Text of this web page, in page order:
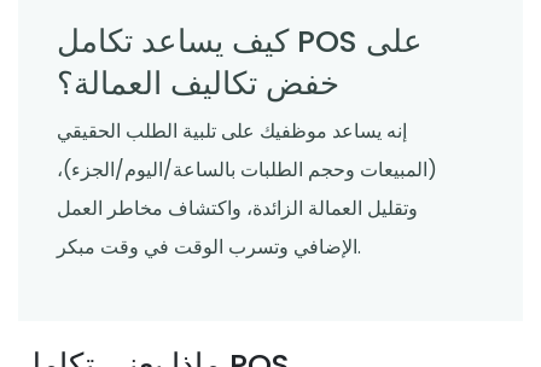
كيف يساعد تكامل POS على
خفض تكاليف العمالة؟
إنه يساعد موظفيك على تلبية الطلب الحقيقي
(المبيعات وحجم الطلبات بالساعة/اليوم/الجزء)،
وتقليل العمالة الزائدة، واكتشاف مخاطر العمل
الإضافي وتسرب الوقت في وقت مبكر.